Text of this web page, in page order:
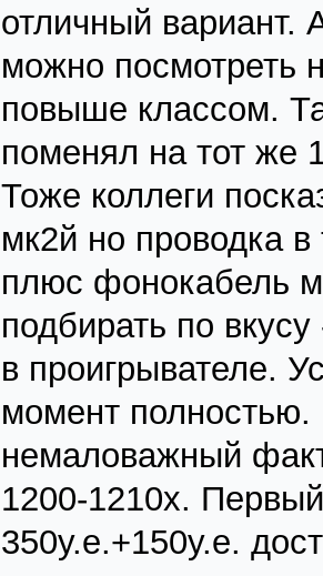
отличный вариант.
можно посмотреть
повыше классом.
поменял на тот же
Тоже коллеги
мк2й но проводка
плюс фонокабель
подбирать по
в проигрывателе.
момент
немаловажный
1200-1210х.
350у.е.+150у.е.